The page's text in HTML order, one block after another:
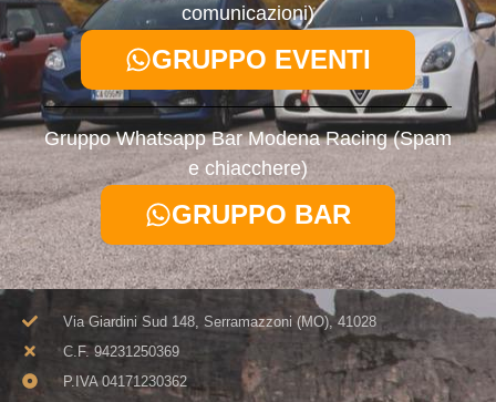
comunicazioni)
GRUPPO EVENTI
Gruppo Whatsapp Bar Modena Racing (Spam
e chiacchere)
GRUPPO BAR
Via Giardini Sud 148, Serramazzoni (MO), 41028
C.F. 94231250369​
P.IVA 04171230362​